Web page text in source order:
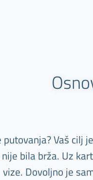
putovanja? Vaš cilj
bila brža. Uz
vize. Dovoljno je